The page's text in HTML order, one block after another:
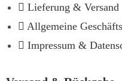
Lieferung & Versand
Allgemeine
Impressum &